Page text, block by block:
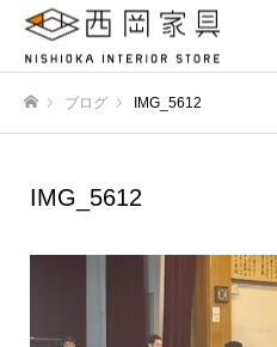
ブログ IMG_5612
IMG_5612